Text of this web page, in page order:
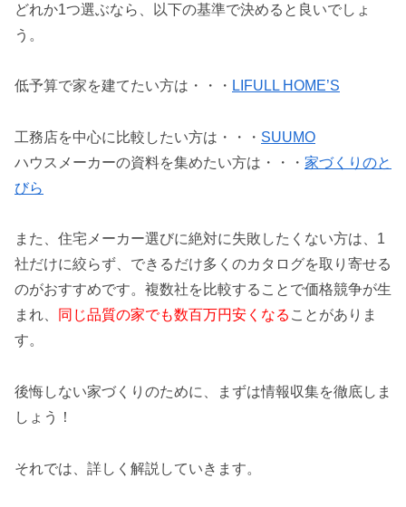
どれか1つ選ぶなら、以下の基準で決めると良いでしょ
う。
低予算で家を建てたい方は・・・ LIFULL HOME’S
工務店を中心に比較したい方は・・・ SUUMO
ハウスメーカーの資料を集めたい方は・・・ 家づくりのと
びら
また、住宅メーカー選びに絶対に失敗したくない方は、1
社だけに絞らず、できるだけ多くのカタログを取り寄せる
のがおすすめです。複数社を比較することで価格競争が生
まれ、
同じ品質の家でも数百万円安くなる ことがありま
す。
後悔しない家づくりのために、まずは情報収集を徹底しま
しょう！
それでは、詳しく解説していきます。